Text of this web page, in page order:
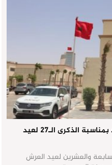
الحسيمة تتعزز بمجمع أمني جديد بمناسبة الذكرى الـ27 لعيد
والعشرين لعيد العرش